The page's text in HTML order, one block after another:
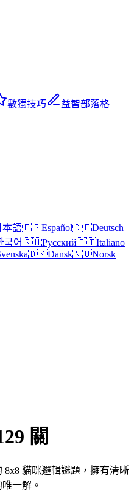
數獨技巧
益智部落格
本語🇪🇸Español🇩🇪Deutsch
국어🇷🇺Русский🇮🇹Italiano
🇩🇰Dansk🇳🇴Norsk
關
8x8 貓咪邏輯謎題，擁有清晰
一解。